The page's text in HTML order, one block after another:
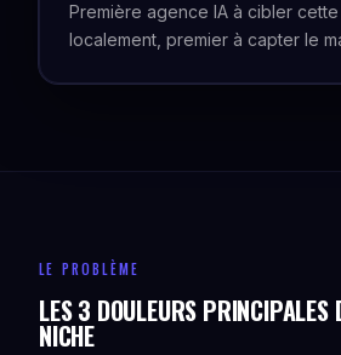
Première agence IA à cibler
localement, premier à capter le
LE PROBLÈME
LES 3 DOULEURS PRINCIPALES
NICHE